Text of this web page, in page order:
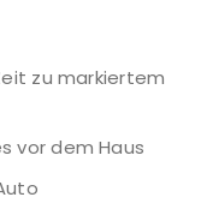
zu markiertem
vor dem Haus